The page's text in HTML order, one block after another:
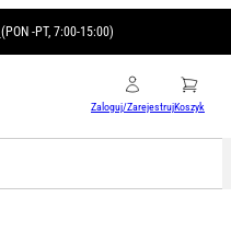
(PON -PT, 7:00-15:00)
Zaloguj/ZarejestrujKoszyk